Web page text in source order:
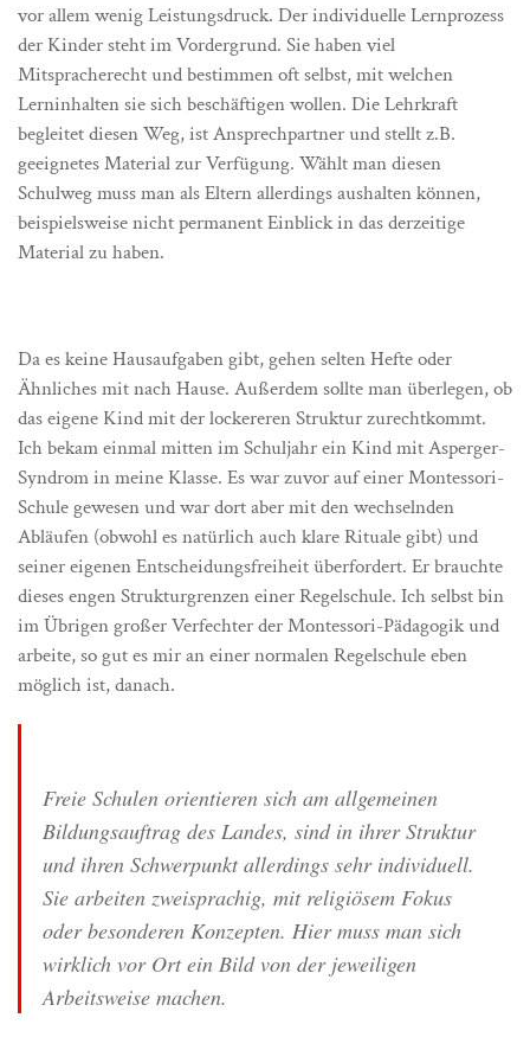
vor allem wenig Leistungsdruck. Der individuelle Lernprozess
der Kinder steht im Vordergrund. Sie haben viel
Mitspracherecht und bestimmen oft selbst, mit welchen
Lerninhalten sie sich beschäftigen wollen. Die Lehrkraft
begleitet diesen Weg, ist Ansprechpartner und stellt z.B.
geeignetes Material zur Verfügung. Wählt man diesen
Schulweg muss man als Eltern allerdings aushalten können,
beispielsweise nicht permanent Einblick in das derzeitige
Material zu haben.
Da es keine Hausaufgaben gibt, gehen selten Hefte oder
Ähnliches mit nach Hause. Außerdem sollte man überlegen, ob
das eigene Kind mit der lockereren Struktur zurechtkommt.
Ich bekam einmal mitten im Schuljahr ein Kind mit Asperger-
Syndrom in meine Klasse. Es war zuvor auf einer Montessori-
Schule gewesen und war dort aber mit den wechselnden
Abläufen (obwohl es natürlich auch klare Rituale gibt) und
seiner eigenen Entscheidungsfreiheit überfordert. Er brauchte
dieses engen Strukturgrenzen einer Regelschule. Ich selbst bin
im Übrigen großer Verfechter der Montessori-Pädagogik und
arbeite, so gut es mir an einer normalen Regelschule eben
möglich ist, danach.
Freie Schulen orientieren sich am allgemeinen
Bildungsauftrag des Landes, sind in ihrer Struktur
und ihren Schwerpunkt allerdings sehr individuell.
Sie arbeiten zweisprachig, mit religiösem Fokus
oder besonderen Konzepten. Hier muss man sich
wirklich vor Ort ein Bild von der jeweiligen
Arbeitsweise machen.